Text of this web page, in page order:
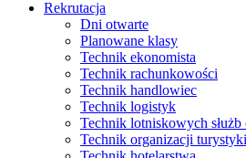
Rekrutacja
Dni otwarte
Planowane klasy
Technik ekonomista
Technik rachunkowości
Technik handlowiec
Technik logistyk
Technik lotniskowych służb
Technik organizacji turystyki